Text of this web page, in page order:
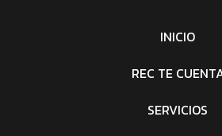
INICIO
REC TE
SERVICIOS